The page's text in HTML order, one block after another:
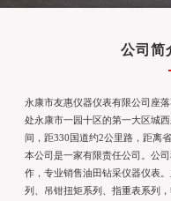
公司简
永康市友惠仪器仪表有限公司座
处永康市一园十区的第一大区城
间，距330国道约2公里路，距离
本公司是一家有限责任公司。公
作，专业销售油田钻采仪器仪表
列、吊钳扭矩系列、指重表系列